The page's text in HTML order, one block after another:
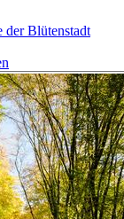
der Blütenstadt